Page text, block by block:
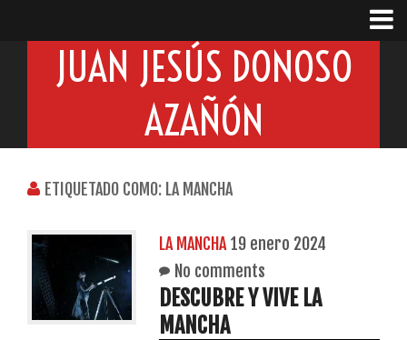
JUAN JESÚS DONOSO
AZAÑÓN
ETIQUETADO COMO: LA MANCHA
LA MANCHA 19 enero 2024
No comments
DESCUBRE Y VIVE LA
MANCHA